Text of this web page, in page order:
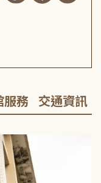
服務 交通資訊